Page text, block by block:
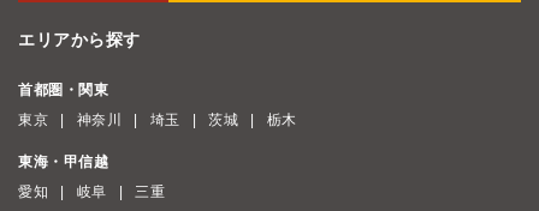
エリアから探す
首都圏・関東
東京
神奈川 埼玉 茨城 栃木
東海・甲信越
愛知
岐阜 三重